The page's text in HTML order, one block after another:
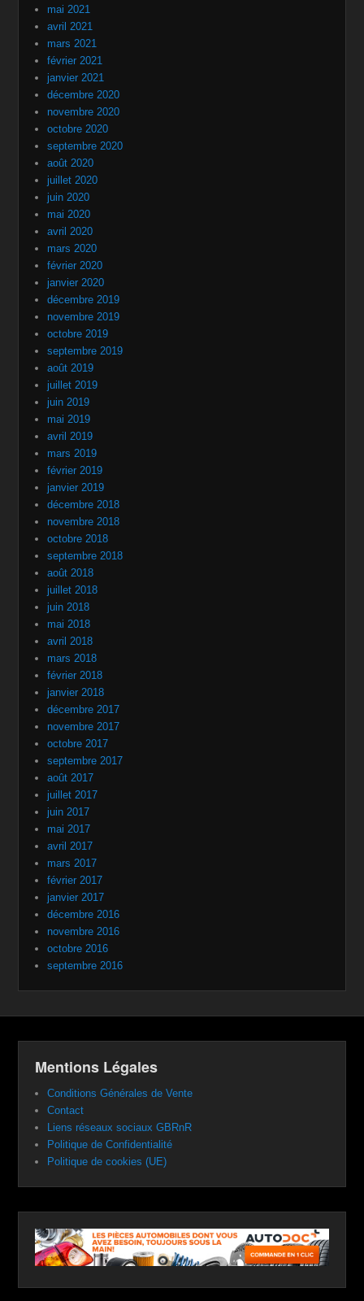
mai 2021
avril 2021
mars 2021
février 2021
janvier 2021
décembre 2020
novembre 2020
octobre 2020
septembre 2020
août 2020
juillet 2020
juin 2020
mai 2020
avril 2020
mars 2020
février 2020
janvier 2020
décembre 2019
novembre 2019
octobre 2019
septembre 2019
août 2019
juillet 2019
juin 2019
mai 2019
avril 2019
mars 2019
février 2019
janvier 2019
décembre 2018
novembre 2018
octobre 2018
septembre 2018
août 2018
juillet 2018
juin 2018
mai 2018
avril 2018
mars 2018
février 2018
janvier 2018
décembre 2017
novembre 2017
octobre 2017
septembre 2017
août 2017
juillet 2017
juin 2017
mai 2017
avril 2017
mars 2017
février 2017
janvier 2017
décembre 2016
novembre 2016
octobre 2016
septembre 2016
Mentions Légales
Conditions Générales de Vente
Contact
Liens réseaux sociaux GBRnR
Politique de Confidentialité
Politique de cookies (UE)